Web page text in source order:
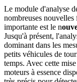
Le module d'analyse
nombreuses
importante est le n
Jusqu'à présent,
dominant dans les
petits véhicules de
temps. Avec cette
moteurs à essence